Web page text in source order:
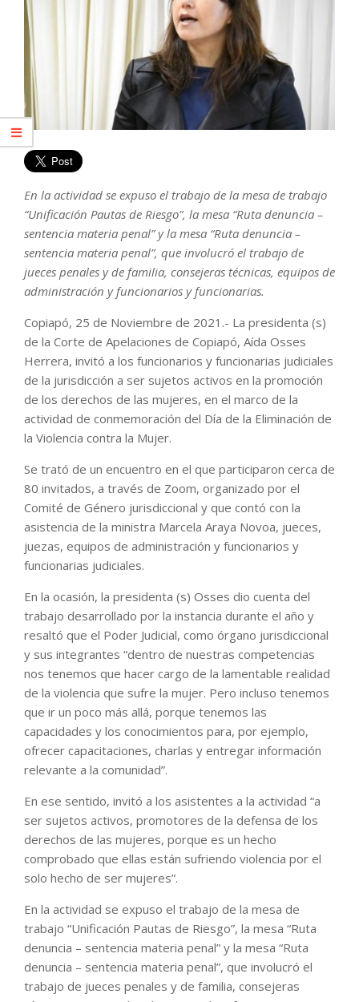
En la actividad se expuso el trabajo de la mesa de trabajo
“Unificación Pautas de Riesgo”, la mesa “Ruta denuncia –
sentencia materia penal” y la mesa “Ruta denuncia –
sentencia materia penal”, que involucró el trabajo de
jueces penales y de familia, consejeras técnicas, equipos de
administración y funcionarios y funcionarias.
Copiapó, 25 de Noviembre de 2021.- La presidenta (s)
de la Corte de Apelaciones de Copiapó, Aída Osses
Herrera, invitó a los funcionarios y funcionarias judiciales
de la jurisdicción a ser sujetos activos en la promoción
de los derechos de las mujeres, en el marco de la
actividad de conmemoración del Día de la Eliminación de
la Violencia contra la Mujer.
Se trató de un encuentro en el que participaron cerca de
80 invitados, a través de Zoom, organizado por el
Comité de Género jurisdiccional y que contó con la
asistencia de la ministra Marcela Araya Novoa, jueces,
juezas, equipos de administración y funcionarios y
funcionarias judiciales.
En la ocasión, la presidenta (s) Osses dio cuenta del
trabajo desarrollado por la instancia durante el año y
resaltó que el Poder Judicial, como órgano jurisdiccional
y sus integrantes “dentro de nuestras competencias
nos tenemos que hacer cargo de la lamentable realidad
de la violencia que sufre la mujer. Pero incluso tenemos
que ir un poco más allá, porque tenemos las
capacidades y los conocimientos para, por ejemplo,
ofrecer capacitaciones, charlas y entregar información
relevante a la comunidad”.
En ese sentido, invitó a los asistentes a la actividad “a
ser sujetos activos, promotores de la defensa de los
derechos de las mujeres, porque es un hecho
comprobado que ellas están sufriendo violencia por el
solo hecho de ser mujeres”.
En la actividad se expuso el trabajo de la mesa de
trabajo “Unificación Pautas de Riesgo”, la mesa “Ruta
denuncia – sentencia materia penal” y la mesa “Ruta
denuncia – sentencia materia penal”, que involucró el
trabajo de jueces penales y de familia, consejeras